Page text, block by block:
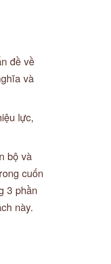
đề về
và
lực,
bộ và
cuốn
3 phần
này.